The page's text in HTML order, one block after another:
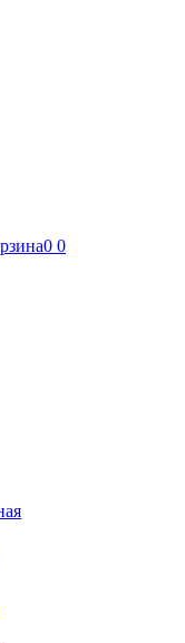
0 0